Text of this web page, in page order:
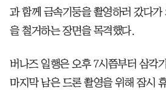
과 함께 금속기둥을 촬영하러 갔다가
을 철거하는 장면을 목격했다.
버나즈 일행은 오후 7시쯤부터 삼각
마지막 남은 드론 촬영을 위해 잠시